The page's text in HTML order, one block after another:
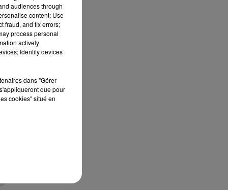
audiences through
content; Use
fraud, and fix errors;
process personal
actively
Identify devices
dans "Gérer
que pour
cookies" situé en